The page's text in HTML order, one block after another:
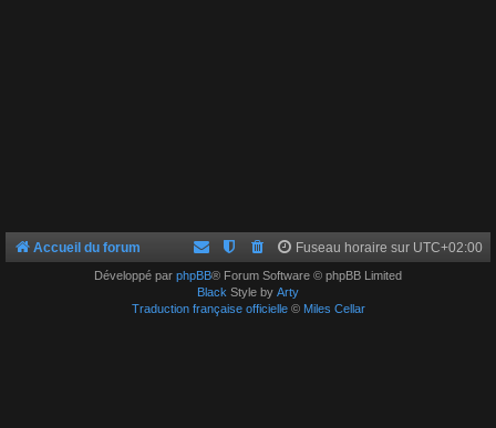
Accueil du forum Fuseau horaire sur UTC+02:00
Développé par phpBB® Forum Software © phpBB Limited
Black Style by Arty
Traduction française officielle© Miles Cellar